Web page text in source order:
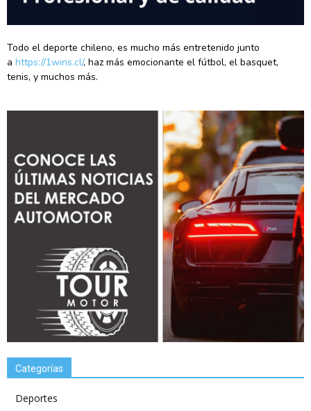
Todo el deporte chileno, es mucho más entretenido junto
a https://1wins.cl/, haz más emocionante el fútbol, el basquet,
tenis, y muchos más.
Categorías
Deportes